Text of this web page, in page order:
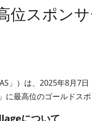
位スポン
」）は、 2025年8月7日
」に最高位のゴールドス
について